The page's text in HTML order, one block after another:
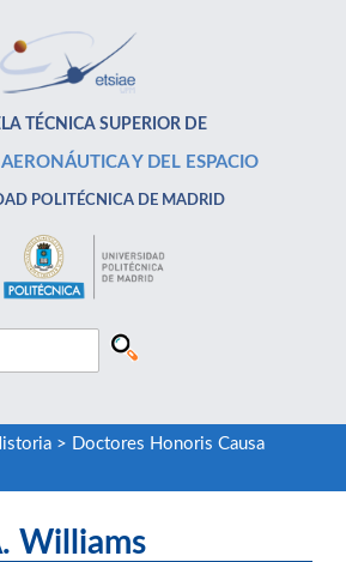
TÉCNICA SUPERIOR DE
AERONÁUTICA Y DEL ESPACIO
POLITÉCNICA DE MADRID
> Doctores Honoris Causa
Williams